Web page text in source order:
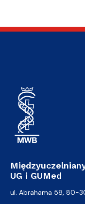
UG i GUMed
ul. Abrahama 58, 80-